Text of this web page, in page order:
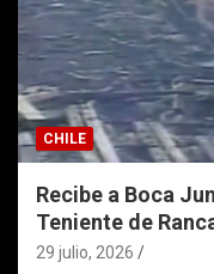
CHILE
Recibe a Boca
Teniente de
29 julio, 2026